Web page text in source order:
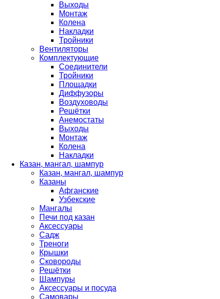
Выходы
Монтаж
Колена
Накладки
Тройники
Вентиляторы
Комплектующие
Соединители
Тройники
Площадки
Диффузоры
Воздуховоды
Решётки
Анемостаты
Выходы
Монтаж
Колена
Накладки
Казан, мангал, шампур
Казан, мангал, шампур
Казаны
Афганские
Узбекские
Мангалы
Печи под казан
Аксессуары
Садж
Треноги
Крышки
Сковороды
Решётки
Шампуры
Аксессуары и посуда
Самовары